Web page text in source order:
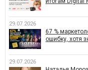
29.07.2026
67 %
ошибку, хотя
29.07.2026